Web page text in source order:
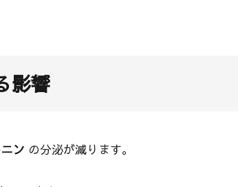
影響
ン の分泌が減ります。